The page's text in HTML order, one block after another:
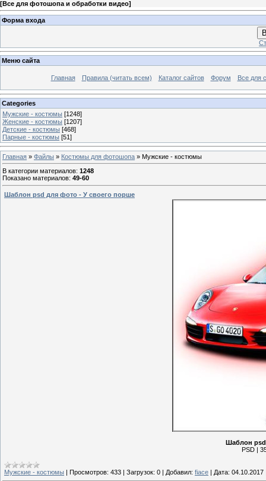
[Все для фотошопа и обработки видео]
Форма входа
Меню сайта
Главная Правила (читать всем) Каталог сайтов Форум Все для
Categories
Мужские - костюмы [1248]
Женские - костюмы [1207]
Детские - костюмы [468]
Парные - костюмы [51]
Главная » Файлы » Костюмы для фотошопа » Мужские - костюмы
В категории материалов: 1248
Показано материалов: 49-60
Шаблон psd для фото - У своего порше
Шаблон psd
PSD |
Мужские - костюмы | Просмотров: 433 | Загрузок: 0 | Добавил: fiace | Дата: 04.10.2017